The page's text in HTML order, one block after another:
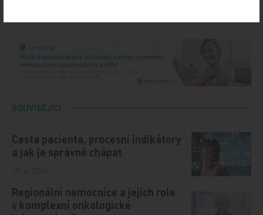
SOUVISEJÍCÍ
Cesta pacienta, procesní indikátory
a jak je správně chápat
Regionální nemocnice a jejich role
v komplexní onkologické